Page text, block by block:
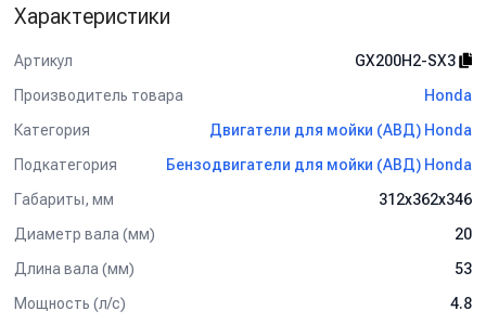
Характеристики
Артикул
GX200H2-SX3
Производитель товара
Honda
Категория
Двигатели для мойки (АВД) Honda
Подкатегория
Бензодвигатели для мойки (АВД) Honda
Габариты, мм
312х362х346
Диаметр вала (мм)
20
Длина вала (мм)
53
Мощность (л/с)
4.8